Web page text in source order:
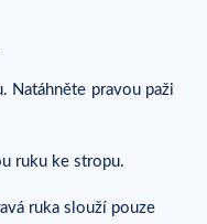
Natáhněte pravou paži
ruku ke stropu.
ruka slouží pouze